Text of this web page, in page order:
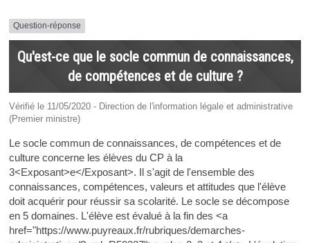
Question-réponse
Qu'est-ce que le socle commun de connaissances,
de compétences et de culture ?
Vérifié le 11/05/2020 - Direction de l'information légale et administrative
(Premier ministre)
Le socle commun de connaissances, de compétences et de
culture concerne les élèves du CP à la
3<Exposant>e</Exposant>. Il s'agit de l'ensemble des
connaissances, compétences, valeurs et attitudes que l'élève
doit acquérir pour réussir sa scolarité. Le socle se décompose
en 5 domaines. L'élève est évalué à la fin des <a
href="https://www.puyreaux.fr/rubriques/demarches-